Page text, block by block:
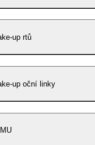
up rtů
up oční linky